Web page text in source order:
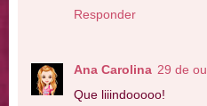
Responder
Ana Carolina 29 de
Que liiindooooo!